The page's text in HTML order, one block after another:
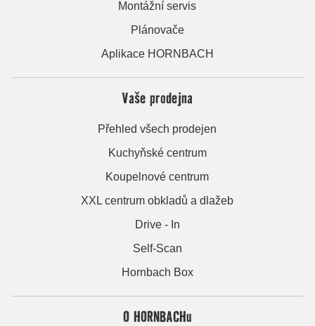
Montážní servis
Plánovače
Aplikace HORNBACH
Vaše prodejna
Přehled všech prodejen
Kuchyňské centrum
Koupelnové centrum
XXL centrum obkladů a dlažeb
Drive - In
Self-Scan
Hornbach Box
O HORNBACHu